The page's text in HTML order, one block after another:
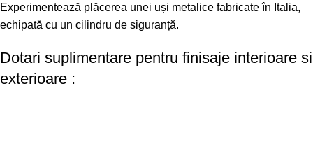
Dotari suplimentare pentru finisaje interioare si
exterioare :
Experimentează plăcerea unei uși metalice fabricate în Italia,
echipată cu un cilindru de siguranță.